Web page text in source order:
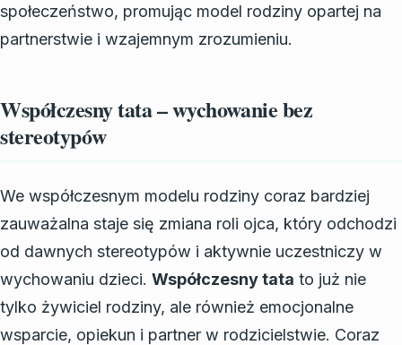
społeczeństwo, promując model rodziny opartej na
partnerstwie i wzajemnym zrozumieniu.
Współczesny tata – wychowanie bez
stereotypów
We współczesnym modelu rodziny coraz bardziej
zauważalna staje się zmiana roli ojca, który odchodzi
od dawnych stereotypów i aktywnie uczestniczy w
wychowaniu dzieci. Współczesny tata to już nie
tylko żywiciel rodziny, ale również emocjonalne
wsparcie, opiekun i partner w rodzicielstwie. Coraz